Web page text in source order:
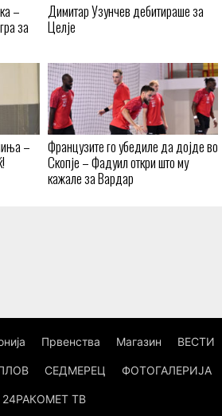
–
за
Димитар Узунчев дебитираше за
Целје
–
Французите го убедиле да дојде во
Скопје – Фадуил откри што му
кажале за Вардар
Првенства Магазин ВЕСТИ
СЕДМЕРЕЦ ФОТОГАЛЕРИЈА
24РАКОМЕТ ТВ